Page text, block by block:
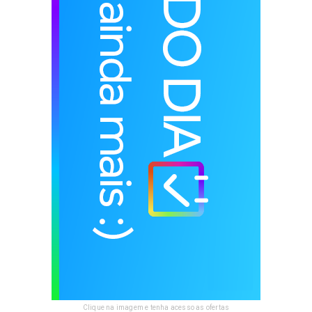
Clique na imagem e tenha acesso as ofertas